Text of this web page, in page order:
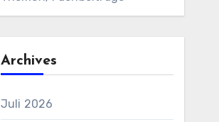
Archives
Juli 2026